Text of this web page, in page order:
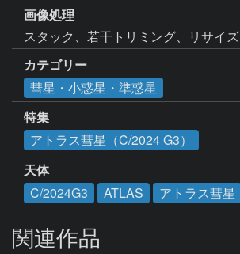
画像処理
スタック、若干トリミング、リサイズ
カテゴリー
彗星・小惑星・準惑星
特集
アトラス彗星（C/2024 G3）
天体
C/2024G3
ATLAS アトラス彗星
関連作品